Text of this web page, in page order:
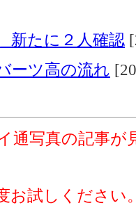
新たに２人確認
ーツ高の流れ
通写真の記事が
お試しください